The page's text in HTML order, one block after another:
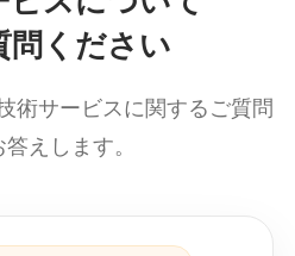
問ください
術サービスに関するご質問
えします。